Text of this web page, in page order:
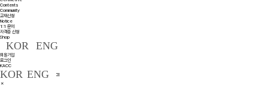
Contents
Community
교재신청
Notice
1:1 문의
자격증 신청
Shop
KOR ENG
회원가입
로그인
KACC
KOR ENG